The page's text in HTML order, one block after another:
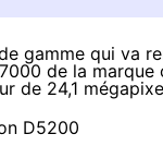
gamme qui va
de la marque
de 24,1